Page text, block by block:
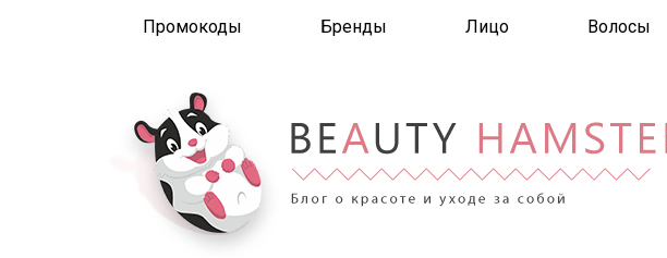
Промокоды Бренды Лицо Волосы